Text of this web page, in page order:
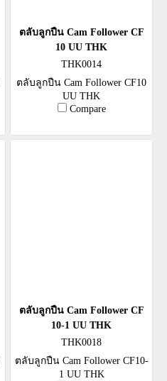
ตลับลูกปืน Cam Follower CF
10 UU THK
THK0014
ตลับลูกปืน Cam Follower CF10
UU THK
Compare
ตลับลูกปืน Cam Follower CF
10-1 UU THK
THK0018
ตลับลูกปืน Cam Follower CF10-
1 UU THK